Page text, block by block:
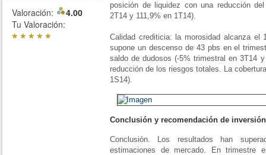
Valoración:
4.00
Tu Valoración:
*****
posición de liquidez con una reducción
2T14 y 111,9% en 1T14).
Calidad crediticia: la morosidad alcanza
supone un descenso de 43 pbs en el
saldo de dudosos (-5% trimestral en 3T14
reducción de los riesgos totales. La
1S14).
Conclusión y recomendación de inversión
Conclusión. Los resultados han
estimaciones de mercado. En trimestre